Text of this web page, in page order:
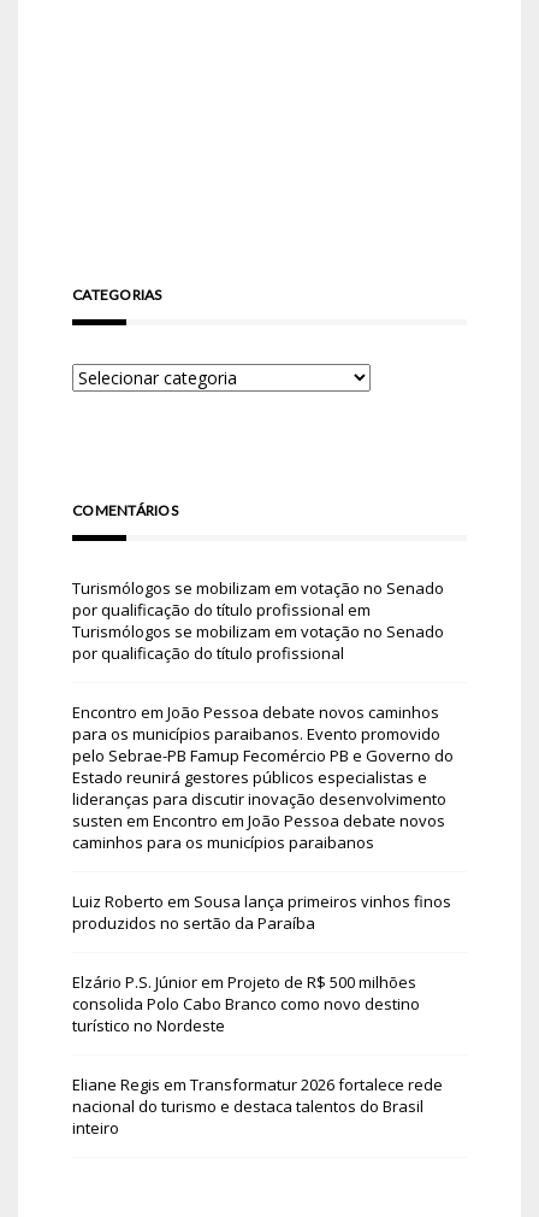
CATEGORIAS
COMENTÁRIOS
Turismólogos se mobilizam em votação no Senado
por qualificação do título profissional em
Turismólogos se mobilizam em votação no Senado
por qualificação do título profissional
Encontro em João Pessoa debate novos caminhos
para os municípios paraibanos. Evento promovido
pelo Sebrae-PB Famup Fecomércio PB e Governo do
Estado reunirá gestores públicos especialistas e
lideranças para discutir inovação desenvolvimento
susten em Encontro em João Pessoa debate novos
caminhos para os municípios paraibanos
Luiz Roberto em Sousa lança primeiros vinhos finos
produzidos no sertão da Paraíba
Elzário P.S. Júniorem Projeto de R$ 500 milhões
consolida Polo Cabo Branco como novo destino
turístico no Nordeste
Eliane Regis em Transformatur 2026 fortalece rede
nacional do turismo e destaca talentos do Brasil
inteiro